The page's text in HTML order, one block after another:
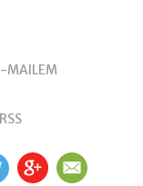
MAILEM
GP EM